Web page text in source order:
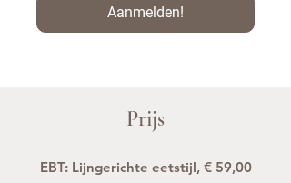
Aanmelden!
Prijs
EBT: Lijngerichte eetstijl, € 59,00